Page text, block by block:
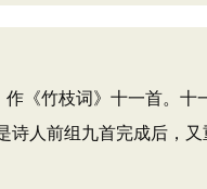
《竹枝词》十一首。十
诗人前组九首完成后，又